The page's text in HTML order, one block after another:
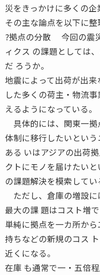
災をきっかけに多くの企
その主な論点を以下に整
?拠点の分散 今回の震
ィクス の課題としては
だ ろうか。
地震によって出荷が出
した多くの荷主・物流
えるようになっている。
具体的には、関東一拠
体制に移行したいという
ある いはアジアの出荷
クトにモノを届けたい
の課題解決を模索してい
ただし、倉庫の増設に
最大の課 題はコスト増で
単純に拠点を一カ所か
持ちなどの新規のコス
近くになる。
在庫 も通常で一・五倍程